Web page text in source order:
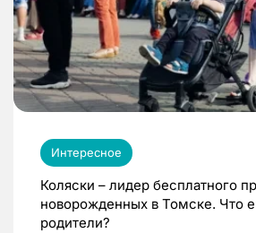
Интересное
Коляски – лидер бесплатного
новорожденных в Томске. Что
родители?